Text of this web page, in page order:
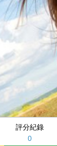
評分紀錄
0